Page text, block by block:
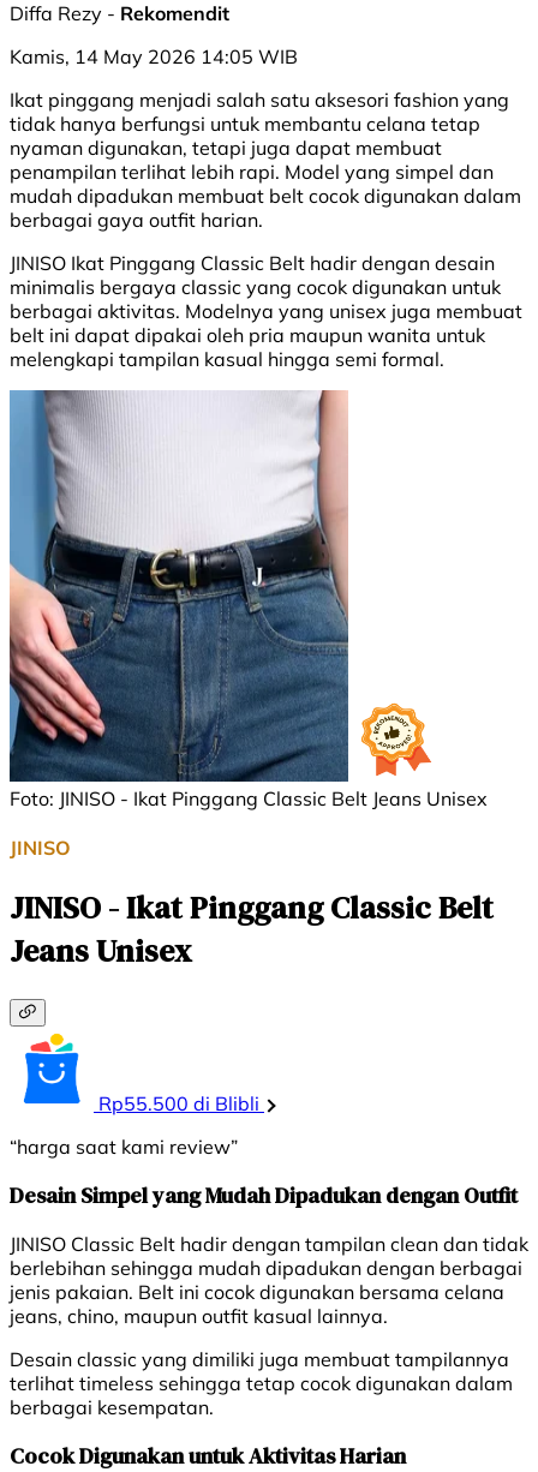
Diffa Rezy - Rekomendit
Kamis, 14 May 2026 14:05 WIB
Ikat pinggang menjadi salah satu aksesori fashion yang
tidak hanya berfungsi untuk membantu celana tetap
nyaman digunakan, tetapi juga dapat membuat
penampilan terlihat lebih rapi. Model yang simpel dan
mudah dipadukan membuat belt cocok digunakan dalam
berbagai gaya outfit harian.
JINISO Ikat Pinggang Classic Belt hadir dengan desain
minimalis bergaya classic yang cocok digunakan untuk
berbagai aktivitas. Modelnya yang unisex juga membuat
belt ini dapat dipakai oleh pria maupun wanita untuk
melengkapi tampilan kasual hingga semi formal.
Foto: JINISO - Ikat Pinggang Classic Belt Jeans Unisex
JINISO
JINISO - Ikat Pinggang Classic Belt
Jeans Unisex
Rp55.500 di Blibli
“harga saat kami review”
Desain Simpel yang Mudah Dipadukan dengan Outfit
JINISO Classic Belt hadir dengan tampilan clean dan tidak
berlebihan sehingga mudah dipadukan dengan berbagai
jenis pakaian. Belt ini cocok digunakan bersama celana
jeans, chino, maupun outfit kasual lainnya.
Desain classic yang dimiliki juga membuat tampilannya
terlihat timeless sehingga tetap cocok digunakan dalam
berbagai kesempatan.
Cocok Digunakan untuk Aktivitas Harian